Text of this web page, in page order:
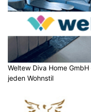
Weltew Diva Home
jeden Wohnstil